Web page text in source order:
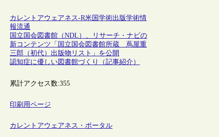
カレントアウェアネス-R米国学術出版学術情
報流通
国立国会図書館（NDL）、リサーチ・ナビの
新コンテンツ「国立国会図書館所蔵 蔦屋重
三郎（初代）出版物リスト」を公開
認知症に優しい図書館づくり（記事紹介）
累計アクセス数:355
印刷用ページ
カレントアウェアネス・ポータル